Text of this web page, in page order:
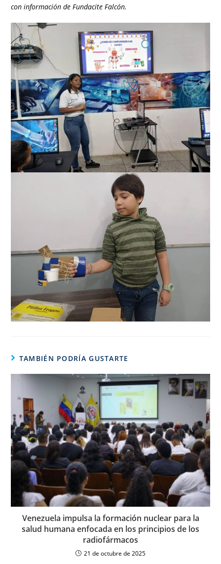
con información de Fundacite Falcón.
TAMBIÉN PODRÍA GUSTARTE
Venezuela impulsa la formación nuclear para la
salud humana enfocada en los principios de los
radiofármacos
21 de octubre de 2025